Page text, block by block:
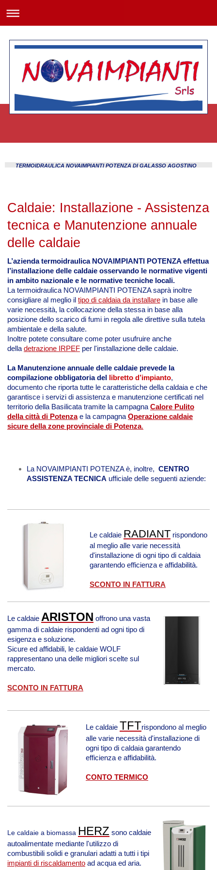
TERMOIDRAULICA NOVAIMPIANTI POTENZA DI GALASSO AGOSTINO
Caldaie: Installazione - Assistenza
tecnica e Manutenzione annuale
delle caldaie
L’azienda termoidraulica NOVAIMPIANTI POTENZA effettua
l’installazione delle caldaie osservando le normative vigenti
in ambito nazionale e le normative tecniche locali.
La termoidraulica NOVAIMPIANTI POTENZA saprà inoltre
consigliare al meglio il tipo di caldaia da installare in base alle
varie necessità, la collocazione della stessa in base alla
posizione dello scarico di fumi in regola alle direttive sulla tutela
ambientale e della salute.
Inoltre potete consultare come poter usufruire anche
della detrazione IRPEF per l'installazione delle caldaie.
La Manutenzione annuale delle caldaie prevede la
compilazione obbligatoria del libretto d’impianto,
documento che riporta tutte le caratteristiche della caldaia e che
garantisce i servizi di assistenza e manutenzione certificati nel
territorio della Basilicata tramite la campagna Calore Pulito
della città di Potenzae la campagna Operazione caldaie
sicure della zone provinciale di Potenza.
La NOVAIMPIANTI POTENZA è, inoltre, CENTRO
ASSISTENZA TECNICA ufficiale delle seguenti aziende:
Le caldaie RADIANT rispondono
al meglio alle varie necessità
d'installazione di ogni tipo di caldaia
garantendo efficienza e affidabilità.
SCONTO IN FATTURA
Le caldaie ARISTON offrono una vasta
gamma di caldaie rispondenti ad ogni tipo di
esigenza e soluzione.
Sicure ed affidabili, le caldaie WOLF
rappresentano una delle migliori scelte sul
mercato.
SCONTO IN FATTURA
Le caldaie TFTrispondono al meglio
alle varie necessità d'installazione di
ogni tipo di caldaia garantendo
efficienza e affidabilità.
CONTO TERMICO
Le caldaie a biomassa HERZ sono caldaie
autoalimentate mediante l'utilizzo di
combustibili solidi e granulari adatti a tutti i tipi
impianti di riscaldamento ad acqua ed aria.